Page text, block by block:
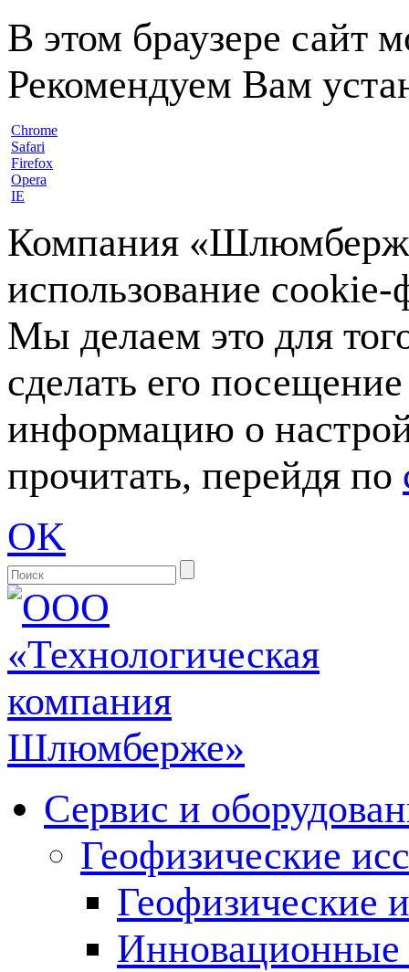
В этом браузере сайт
Рекомендуем Вам
Chrome
Safari
Firefox
Opera
IE
Компания
использование
Мы делаем это для
сделать его
информацию о
прочитать, перейдя по
OK
Сервис и
Геофизические
Геофизические
Инновационные